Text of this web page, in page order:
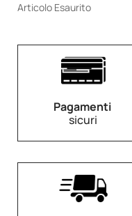
Articolo Esaurito
Pagamenti
sicuri